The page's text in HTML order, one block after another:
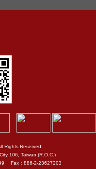
Rights Reserved
106, Taiwan (R.O.C.)
Fax：886-2-23627203